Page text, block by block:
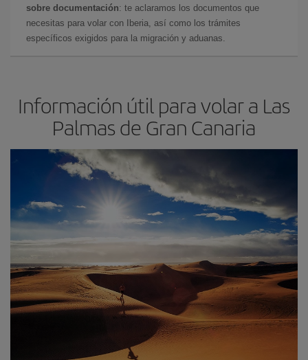
sobre documentación: te aclaramos los documentos que
necesitas para volar con Iberia, así como los trámites
específicos exigidos para la migración y aduanas.
Información útil para volar a Las
Palmas de Gran Canaria